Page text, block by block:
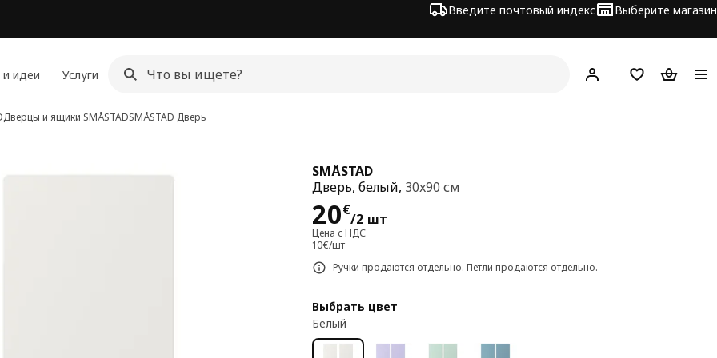
Введите почтовый индекс Выберите магазин
идеи Услуги Hej! ВойтиСписокКорзина
Дверцы и ящики SMÅSTADSMÅSTAD Дверь
SMÅSTAD
Дверь, белый, 30x90 см
20€
/2 шт
Цена 20€/2 шт
Цена с НДС
10€/шт
Ручки продаются отдельно. Петли продаются отдельно.
Выбрать цвет
Белый